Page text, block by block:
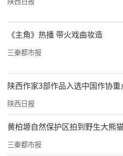
《主角》热播 带火戏曲妆造
三秦都市报
陕西作家3部作品入选中国作协重
陕西日报
黄柏塬自然保护区拍到野生大熊
三秦都市报